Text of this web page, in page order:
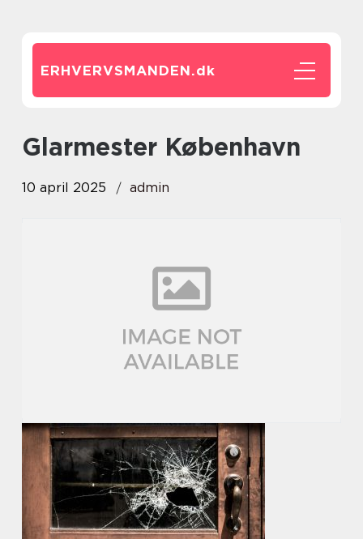
ERHVERVSMANDEN.dk
glarmester København
10 april 2025 admin